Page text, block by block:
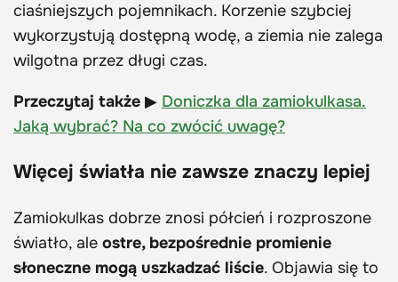
ciaśniejszych pojemnikach. Korzenie szybciej
wykorzystują dostępną wodę, a ziemia nie zalega
wilgotna przez długi czas.
Przeczytaj także ▶ Doniczka dla zamiokulkasa.
Jaką wybrać? Na co zwócić uwagę?
Więcej światła nie zawsze znaczy lepiej
Zamiokulkas dobrze znosi półcień i rozproszone
światło, ale ostre, bezpośrednie promienie
słoneczne mogą uszkadzać liście. Objawia się to